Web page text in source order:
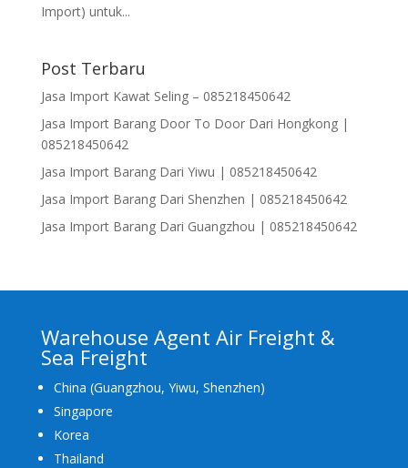
Import) untuk...
Post Terbaru
Jasa Import Kawat Seling – 085218450642
Jasa Import Barang Door To Door Dari Hongkong |
085218450642
Jasa Import Barang Dari Yiwu | 085218450642
Jasa Import Barang Dari Shenzhen | 085218450642
Jasa Import Barang Dari Guangzhou | 085218450642
Warehouse Agent Air Freight &
Sea Freight
China (Guangzhou, Yiwu, Shenzhen)
Singapore
Korea
Thailand